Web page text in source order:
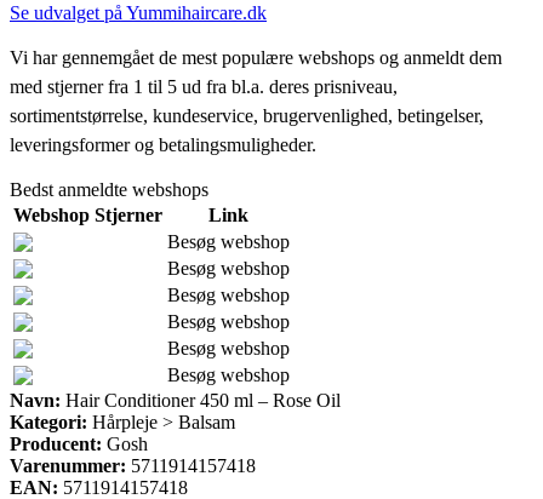
Se udvalget på Yummihaircare.dk
Vi har gennemgået de mest populære webshops og anmeldt dem
med stjerner fra 1 til 5 ud fra bl.a. deres prisniveau,
sortimentstørrelse, kundeservice, brugervenlighed, betingelser,
leveringsformer og betalingsmuligheder.
Bedst anmeldte webshops
Webshop Stjerner
Link
Besøg webshop
Besøg webshop
Besøg webshop
Besøg webshop
Besøg webshop
Besøg webshop
Navn: Hair Conditioner 450 ml – Rose Oil
Kategori: Hårpleje > Balsam
Producent: Gosh
Varenummer: 5711914157418
EAN: 5711914157418